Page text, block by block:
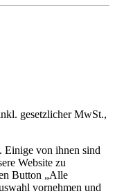
gesetzlicher MwSt.,
Einige von ihnen sind
Website zu
Button „Alle
vornehmen und